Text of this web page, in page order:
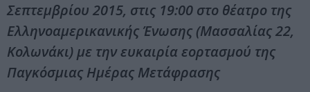
Σεπτεμβρίου 2015, στις 19:00 στο θέατρο της
Ελληνοαμερικανικής Ένωσης (Μασσαλίας 22,
Κολωνάκι) με την ευκαιρία εορτασμού της
Παγκόσμιας Ημέρας Μετάφρασης